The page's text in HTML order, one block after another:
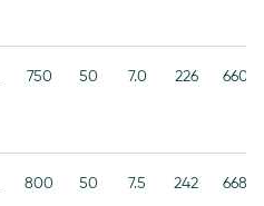
750 50 7.0 226 660
800 50 7.5 242 668